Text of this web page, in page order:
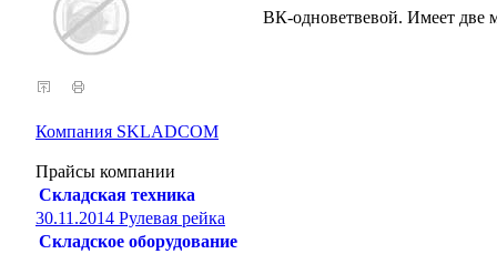
ВК-одноветвевой. Имеет две
Компания SKLADCOM
Прайсы компании
Складская техника
30.11.2014 Рулевая рейка
Складское оборудование